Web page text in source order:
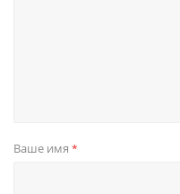
Ваше имя *